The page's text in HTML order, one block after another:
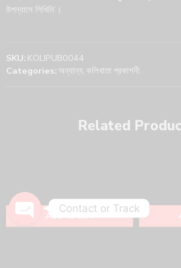
উপন্যাসে লিখিনি’।
SKU: KOLIPUB0044
Categories: অন্যান্য, কলিখাতা প্রকাশনী
Related
Phone
Contact or Track